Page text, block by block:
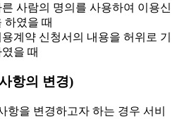
른 사람의 명의를 사용하여 이용신
하였을 때
용계약 신청서의 내용을 허위로 기
을 때
항의 변경)
항을 변경하고자 하는 경우 서비